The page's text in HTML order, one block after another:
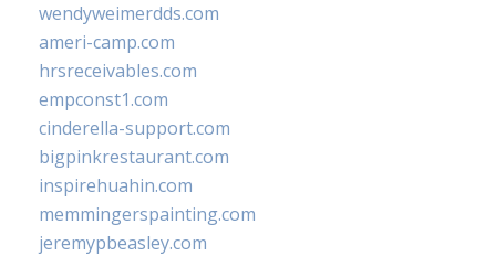
wendyweimerdds.com
ameri-camp.com
hrsreceivables.com
empconst1.com
cinderella-support.com
bigpinkrestaurant.com
inspirehuahin.com
memmingerspainting.com
jeremypbeasley.com